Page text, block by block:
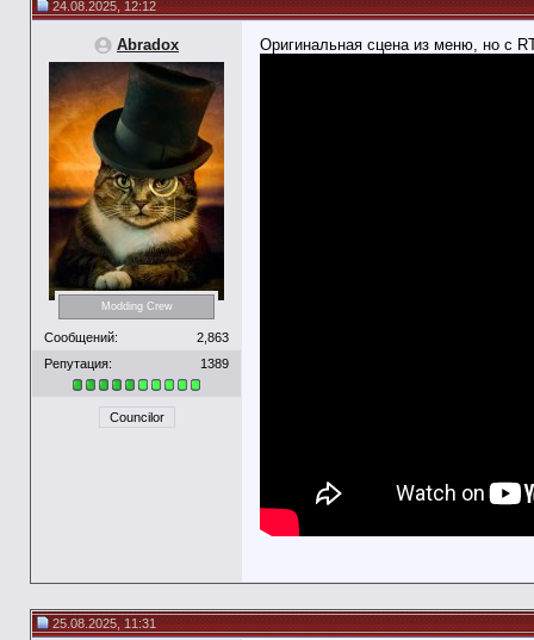
24.08.2025, 12:12
Abradox
Modding Crew
Сообщений:
2,863
Репутация:
1389
Councilor
Оригинальная сцена из меню, но с
25.08.2025, 11:31